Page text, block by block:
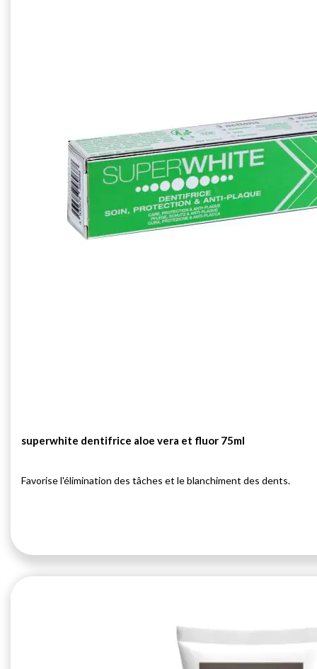
superwhite dentifrice aloe vera et fluor 75ml
Favorise l'élimination des tâches et le blanchiment des dents.